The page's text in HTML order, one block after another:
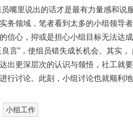
嘴里说出的话才是最有力量感和说
务领域，笔者看到太多的小组领导
信心，抑或是担心小组目标无法达
言”，使组员错失成长机会。其实
出更深层次的认识与领悟，社工就
行讨论。此刻，小组讨论也就顺利地
小组工作